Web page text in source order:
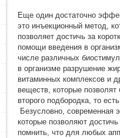
Еще один достаточно
это инъекционный метод,
позволяет достичь за
помощи введения в
числе различных
в организме разрушение
витаминных комплексов и
веществ, которые
второго подбородка, то
Безусловно, современная
которые позволяют
помнить, что для любых